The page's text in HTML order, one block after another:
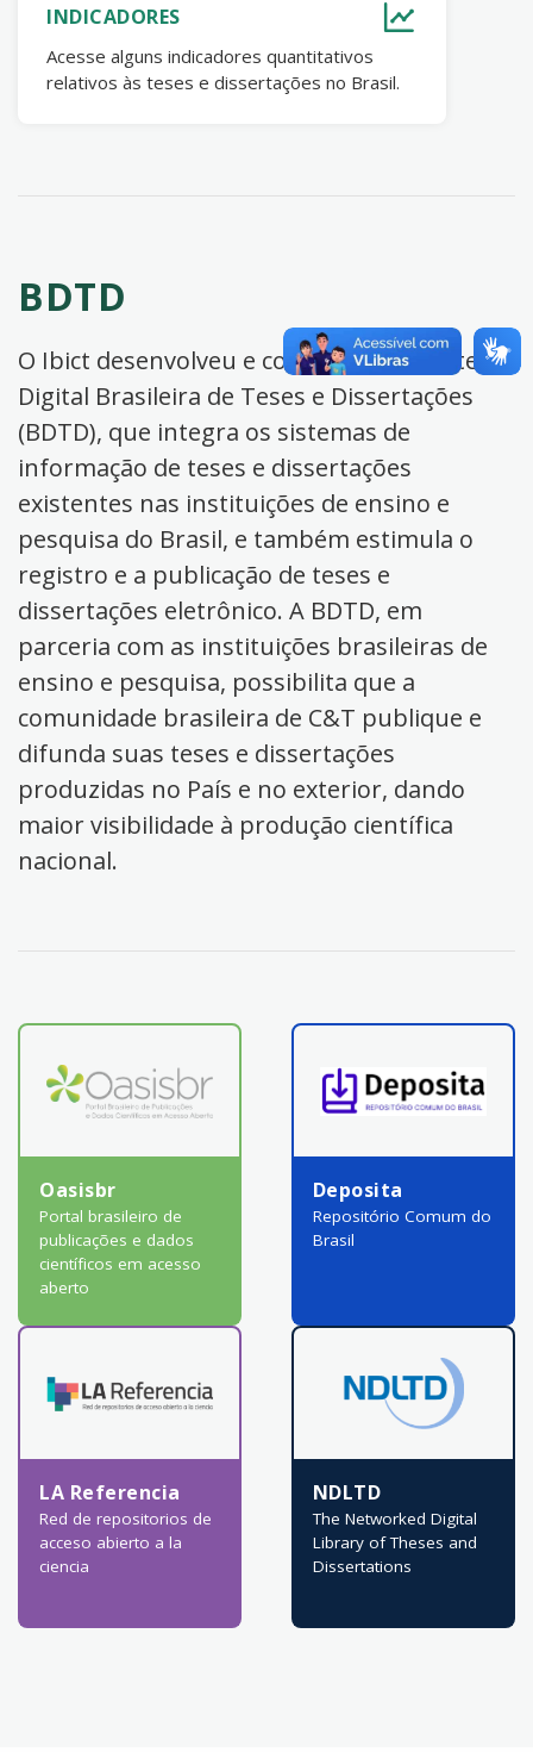
INDICADORES
Acesse alguns indicadores quantitativos
relativos às teses e dissertações no Brasil.
BDTD
O Ibict desenvolveu e coordena a Biblioteca
Digital Brasileira de Teses e Dissertações
(BDTD), que integra os sistemas de
informação de teses e dissertações
existentes nas instituições de ensino e
pesquisa do Brasil, e também estimula o
registro e a publicação de teses e
dissertações eletrônico. A BDTD, em
parceria com as instituições brasileiras de
ensino e pesquisa, possibilita que a
comunidade brasileira de C&T publique e
difunda suas teses e dissertações
produzidas no País e no exterior, dando
maior visibilidade à produção científica
nacional.
Oasisbr
Portal brasileiro de
publicações e dados
científicos em acesso
aberto
Deposita
Repositório Comum do
Brasil
LA Referencia
Red de repositorios de
acceso abierto a la
ciencia
NDLTD
The Networked Digital
Library of Theses and
Dissertations